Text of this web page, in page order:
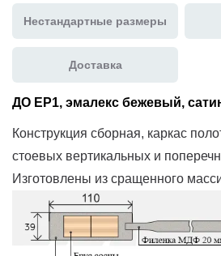
Нестандартные размеры
Доставка
ДО ЕР1, эмалекс бежевый,
Конструкция сборная, каркас
стоевых вертикальных и
Изготовлены из сращенного